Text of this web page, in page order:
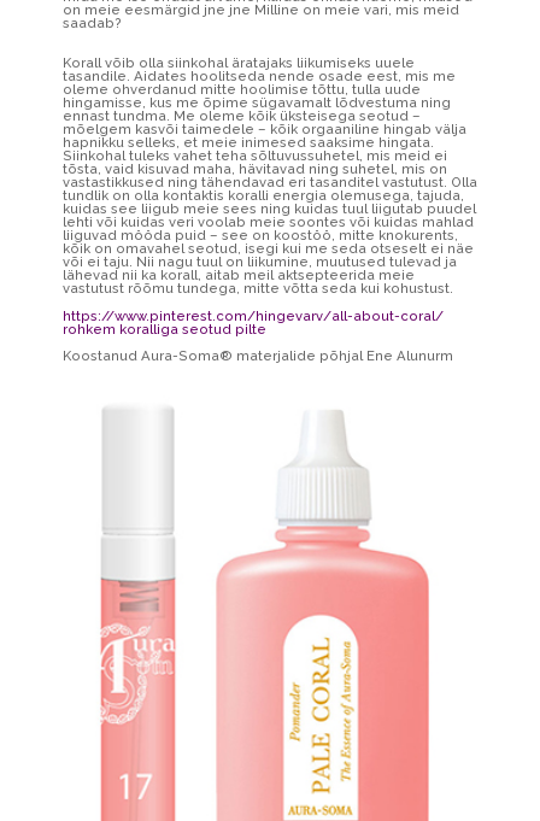
on meie eesmärgid jne jne Milline on meie vari, mis meid
saadab?
Korall võib olla siinkohal äratajaks liikumiseks uuele
tasandile. Aidates hoolitseda nende osade eest, mis me
oleme ohverdanud mitte hoolimise tõttu, tulla uude
hingamisse, kus me õpime sügavamalt lõdvestuma ning
ennast tundma. Me oleme kõik üksteisega seotud –
mõelgem kasvõi taimedele – kõik orgaaniline hingab välja
hapnikku selleks, et meie inimesed saaksime hingata.
Siinkohal tuleks vahet teha sõltuvussuhetel, mis meid ei
tõsta, vaid kisuvad maha, hävitavad ning suhetel, mis on
vastastikkused ning tähendavad eri tasanditel vastutust. Olla
tundlik on olla kontaktis koralli energia olemusega, tajuda,
kuidas see liigub meie sees ning kuidas tuul liigutab puudel
lehti või kuidas veri voolab meie soontes või kuidas mahlad
liiguvad mööda puid – see on koostöö, mitte knokurents,
kõik on omavahel seotud, isegi kui me seda otseselt ei näe
või ei taju. Nii nagu tuul on liikumine, muutused tulevad ja
lähevad nii ka korall, aitab meil aktsepteerida meie
vastutust rõõmu tundega, mitte võtta seda kui kohustust.
https://www.pinterest.com/hingevarv/all-about-coral/
rohkem koralliga seotud pilte
Koostanud Aura-Soma® materjalide põhjal Ene Alunurm